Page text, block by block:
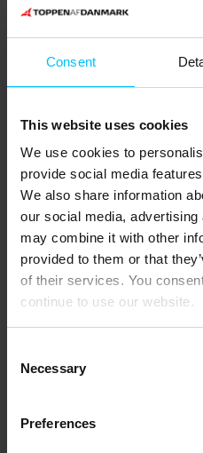
Consent
This website uses cookies
We use cookies to
provide social media
We also share information
our social media,
may combine it with other
provided to them or that
of their services. You
continue to use our website.
Selection
Necessary
Preferences
Endreinigung kann hinzugebucht
Hot Tub.
Außendusche während der
5 Schlafzimmer verteilt auf zwei
Haupthaus:
2 Schlafzimmer mit jeweils
1 Familienzimmer mit Etagenbett
unteres Bett 140 × 200 cm)
Matratze.
Gästehaus:
2 Schlafzimmer mit jeweils
Großer Terrassenbereich mit
Sonnenschirm, Gasgrill und Hot
NÄCHSTE
Supermarkt 1.500 Meter.
Bahnhaltepunkt